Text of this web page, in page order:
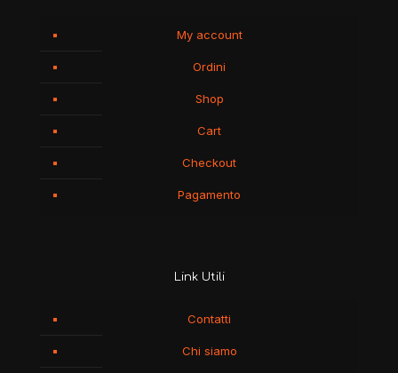
My account
Ordini
Shop
Cart
Checkout
Pagamento
Link Utili
Contatti
Chi siamo